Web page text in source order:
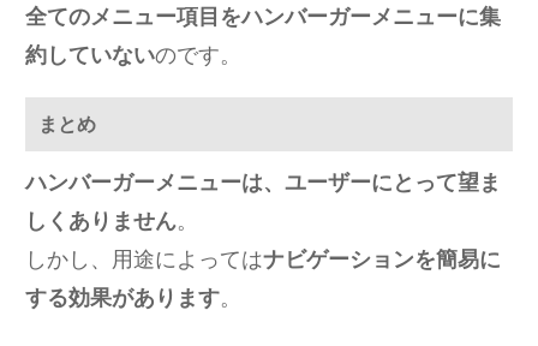
全てのメニュー項目をハンバーガーメニューに集
約していないのです。
まとめ
ハンバーガーメニューは、ユーザーにとって望ま
しくありません。
しかし、用途によってはナビゲーションを簡易に
する効果があります。